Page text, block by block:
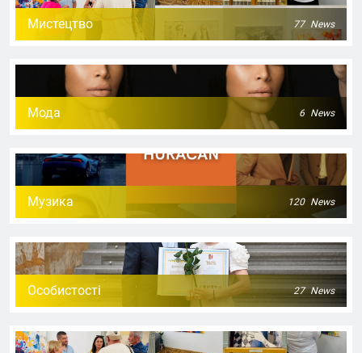
Мистецтво 77 News
Мода 6 News
Музика 120 News
Особистості 27 News